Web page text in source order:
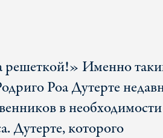
решеткой!» Именно
Роа Дутерте
в необходимости
Дутерте, которого